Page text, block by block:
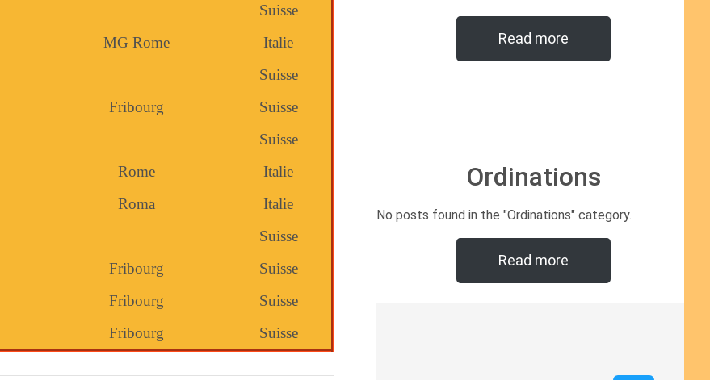
Suisse
MG Rome
Italie
Suisse
Fribourg
Suisse
Suisse
Rome
Italie
Roma
Italie
Suisse
Fribourg
Suisse
Fribourg
Suisse
Fribourg Suisse
Read more
Ordinations
No posts found in the "Ordinations" category.
Read more